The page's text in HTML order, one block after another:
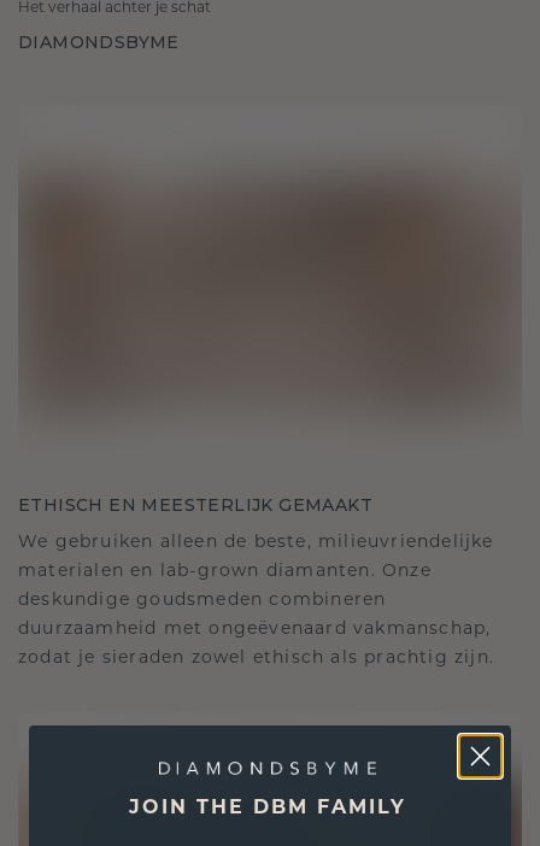
Het verhaal achter je schat
DIAMONDSBYME
ETHISCH EN MEESTERLIJK GEMAAKT
We gebruiken alleen de beste, milieuvriendelijke
materialen en lab-grown diamanten. Onze
deskundige goudsmeden combineren
duurzaamheid met ongeëvenaard vakmanschap,
zodat je sieraden zowel ethisch als prachtig zijn.
JOIN THE DBM FAMILY